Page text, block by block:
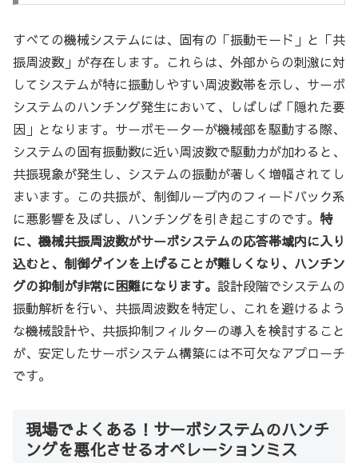
すべての機械システムには、固有の「振動モード」と「共
振周波数」が存在します。これらは、外部からの刺激に対
してシステムが特に振動しやすい周波数帯を示し、サーボ
システムのハンチング発生において、しばしば「隠れた要
因」となります。サーボモーターが機械部を駆動する際、
システムの固有振動数に近い周波数で駆動力が加わると、
共振現象が発生し、システムの振動が著しく増幅されてし
まいます。この共振が、制御ループ内のフィードバック系
に悪影響を及ぼし、ハンチングを引き起こすのです。 特
に、機械共振周波数がサーボシステムの応答帯域内に入り
込むと、制御ゲインを上げることが難しくなり、ハンチン
グの抑制が非常に困難になります。 設計段階でシステムの
振動解析を行い、共振周波数を特定し、これを避けるよう
な機械設計や、共振抑制フィルターの導入を検討すること
が、安定したサーボシステム構築には不可欠なアプローチ
です。
現場でよくある！サーボシステムのハンチ
ングを悪化させるオペレーションミス